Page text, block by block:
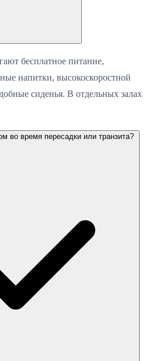
бесплатное питание,
напитки, высокоскоростной
сиденья. В отдельных залах
во время пересадки или транзита?